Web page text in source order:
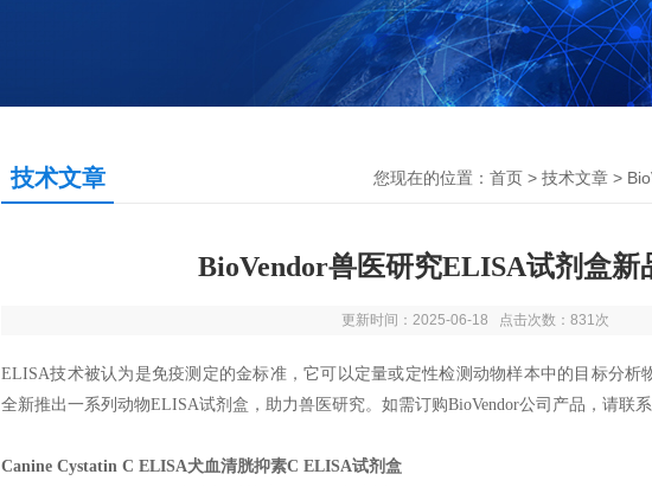
技术文章 您现在的位置： 首页 > 技术文章 >
BioVendor兽医研究ELISA试剂盒新
更新时间：2025-06-18 点击次数：831次
ELISA技术被认为是免疫测定的金标准，它可以定量或定性检测动物样本中的目标分析
全新推出一系列动物ELISA试剂盒，助力兽医研究。如需订购BioVendor公司产品，请联系
Canine Cystatin C ELISA犬血清胱抑素C ELISA试剂盒